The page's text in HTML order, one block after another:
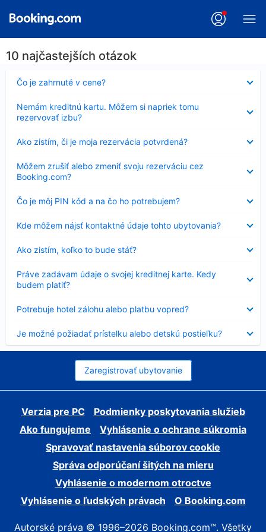
10 najčastejších otázok
Čo je zahrnuté v cene?
Nezobrazuje
sa
Nemám kreditnú kartu. Môžem si napriek tomu
rezervovať izbu?
sa
Ako zistím, či je moja rezervácia potvrdená?
sa
Môžem zrušiť alebo zmeniť svoju rezerváciu cez
Booking.com?
sa
Čo je môj PIN kód a na čo ho potrebujem?
Nezobrazuje
sa
Kde môžem nájsť kontaktné údaje tohto ubytovania?
sa
Ako zistím, koľko to bude stáť?
sa
Práve zadávam údaje o svojej kreditnej karte. Kedy
budem platiť?
sa
Potrebuje hotel zálohu alebo platbu vopred?
sa
Je možné požiadať prístelku alebo detskú postieľku?
sa
Zaregistrovať ubytovanie
Verzia pre PC
Podmienky poskytovania služieb
Ako fungujeme
Vyhlásenie o ochrane súkromia
Spravovať nastavenia súborov cookie
Správa odporúčaní šitých na mieru
Vyhlásenie o modernom otroctve
Vyhlásenie o ľudských právach
O Booking.com
Autorské práva © 1996–2026 Booking.com™. Všetky